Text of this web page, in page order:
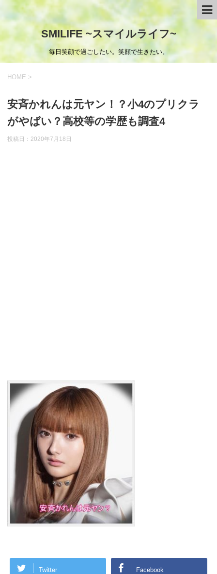
SMILIFE ~スマイルライフ~
毎日笑顔で過ごしたい。笑顔で生きたい。
HOME >
安斉かれんは元ヤン！？小4のプリクラ
がやばい？高校等の学歴も調査4
投稿日： 2020年7月18日
Twitter Facebook